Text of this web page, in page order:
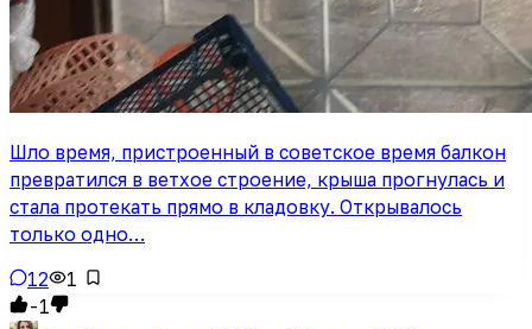
Шло время, пристроенный в советское время балкон
превратился в ветхое строение, крыша прогнулась и
стала протекать прямо в кладовку. Открывалось
только одно…
12
1
-1